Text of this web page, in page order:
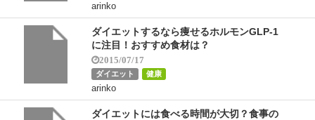
arinko
ダイエットするなら痩せるホルモンGLP-1
に注目！おすすめ食材は？
2015/07/17
ダイエット 健康
arinko
ダイエットには食べる時間が大切？食事の